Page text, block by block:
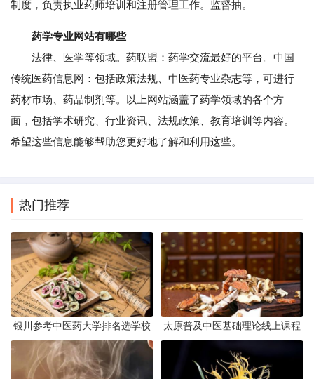
制度，负责执业药师培训和注册管理工作。监督抽。
药学专业网站有哪些
法律、医学等领域。药联盟：药学交流最好的平台。中国
传统医药信息网：包括政策法规、中医药专业杂志等，可进行
药材市场、药品制剂等。以上网站涵盖了药学领域的各个方
面，包括学术研究、行业资讯、法规政策、教育培训等内容。
希望这些信息能够帮助您更好地了解和利用这些。
热门推荐
银川参考中医药大学排名选学校 太原普及中医基础理论线上课程